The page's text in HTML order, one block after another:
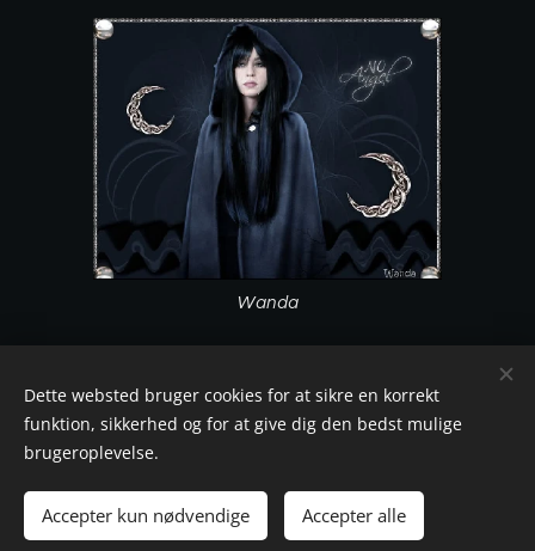
Wanda
Dette websted bruger cookies for at sikre en korrekt
funktion, sikkerhed og for at give dig den bedst mulige
brugeroplevelse.
Accepter kun nødvendige Accepter alle